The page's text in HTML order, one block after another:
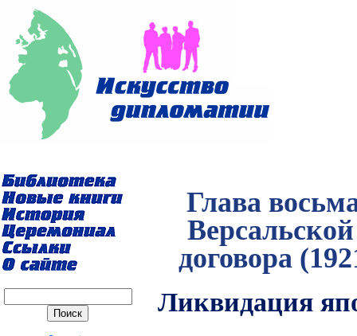
Глава
договора
Ликвидация